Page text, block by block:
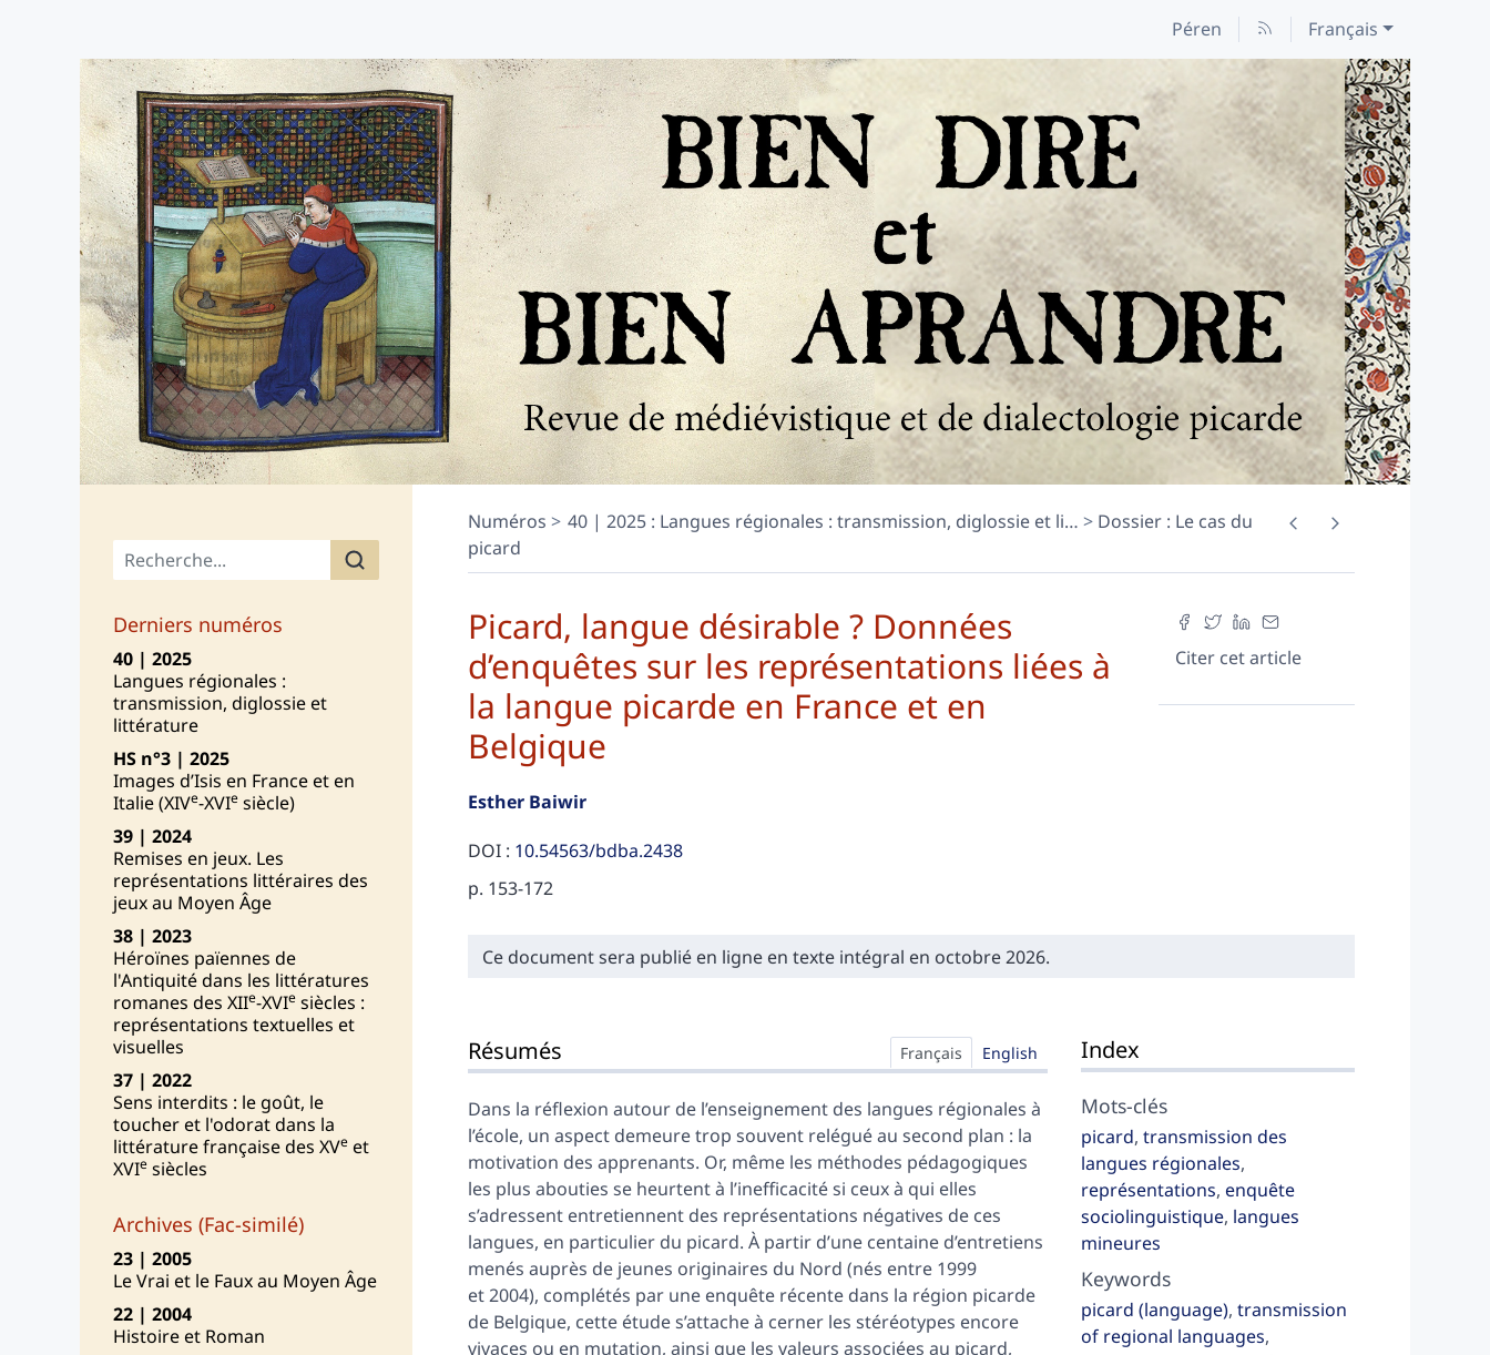
Péren Français
Menu principal
Derniers numéros
40 | 2025
Langues régionales :
transmission, diglossie et
littérature
HS n°3 | 2025
Images d’Isis en France et en
Italie (XIVe-XVIe siècle)
39 | 2024
Remises en jeux. Les
représentations littéraires des
jeux au Moyen Âge
38 | 2023
Héroïnes païennes de
l'Antiquité dans les littératures
romanes des XIIe-XVIe siècles :
représentations textuelles et
visuelles
37 | 2022
Sens interdits : le goût, le
toucher et l'odorat dans la
littérature française des XVe et
XVIe siècles
Archives (Fac-similé)
23 | 2005
Le Vrai et le Faux au Moyen Âge
22 | 2004
Histoire et Roman
Numéros 40 | 2025 : Langues régionales : transmission, diglossie et li…
Dossier : Le cas du
picard
Citer cet article
Picard, langue désirable ? Données
d’enquêtes sur les représentations liées à
la langue picarde en France et en
Belgique
Esther Baiwir
DOI : 10.54563/bdba.2438
p. 153-172
Résumés
Citer cet article
Auteur
Ce document sera publié en ligne en texte intégral en octobre 2026.
Résumés Français English
Dans la réflexion autour de l’enseignement des langues régionales à
l’école, un aspect demeure trop souvent relégué au second plan : la
motivation des apprenants. Or, même les méthodes pédagogiques
les plus abouties se heurtent à l’inefficacité si ceux à qui elles
s’adressent entretiennent des représentations négatives de ces
langues, en particulier du picard. À partir d’une centaine d’entretiens
menés auprès de jeunes originaires du Nord (nés entre 1999
et 2004), complétés par une enquête récente dans la région picarde
de Belgique, cette étude s’attache à cerner les stéréotypes encore
vivaces ou en mutation, ainsi que les valeurs associées au picard,
Index
Mots-clés
picard,transmission des
langues régionales,
représentations, enquête
sociolinguistique, langues
mineures
Keywords
picard (language),transmission
of regional languages,